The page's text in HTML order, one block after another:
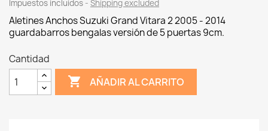
Impuestos incluidos Shipping excluded
Aletines AnchosSuzuki Grand Vitara 2 2005 - 2014
guardabarros bengalas versión de 5 puertas 9cm.
Cantidad
 AÑADIR AL CARRITO